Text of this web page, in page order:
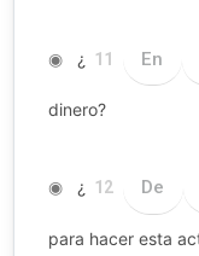
◉¿ 11 En
dinero?
◉¿ 12 De
para hacer esta